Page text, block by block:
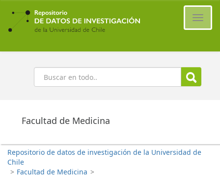
Ir
contenido
principal
Buscar
Facultad de Medicina
Repositorio de datos de investigación de la Universidad de
Chile
> Facultad de Medicina >